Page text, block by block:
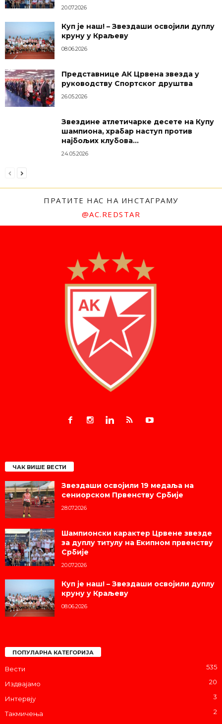
20.07.2026
Куп је наш! – Звездаши освојили дуплу
круну у Краљеву
08.06.2026
Представнице АК Црвена звезда у
руководству Спортског друштва
26.05.2026
Звездине атлетичарке десете на Купу
шампиона, храбар наступ против
најбољих клубова...
24.05.2026
ПРАТИТЕ НАС НА ИНСТАГРАМУ
@AC.REDSTAR
ЧАК ВИШЕ ВЕСТИ
Звездаши освојили 19 медаља на
сениорском Првенству Србије
28.07.2026
Шампионски карактер Црвене звезде
за дуплу титулу на Екипном првенству
Србије
20.07.2026
Куп је наш! – Звездаши освојили дуплу
круну у Краљеву
08.06.2026
ПОПУЛАРНА КАТЕГОРИЈА
Вести 535
Издвајамо 20
Интервју 3
Такмичења
2